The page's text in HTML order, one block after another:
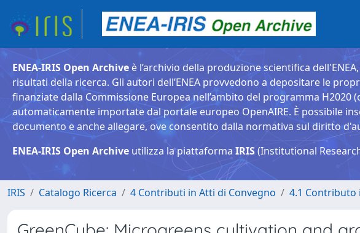
ENEA-IRIS Open Archive è l’archivio della produzione scientifica
risultati della ricerca. Gli autori dell’ENEA provvedono a depositare le
finanziate dalla Commissione Europea nell’ambito del programma
automaticamente importate dal portale europeo OpenAIRE. È possibile
documento e anche allegare, ove consentito dalla normativa sul diritto
ENEA-IRIS Open Archive utilizza la piattaforma IRIS(Institutional
IRIS Catalogo Ricerca 4 Contributi in Atti di Convegno 4.1 Contributo